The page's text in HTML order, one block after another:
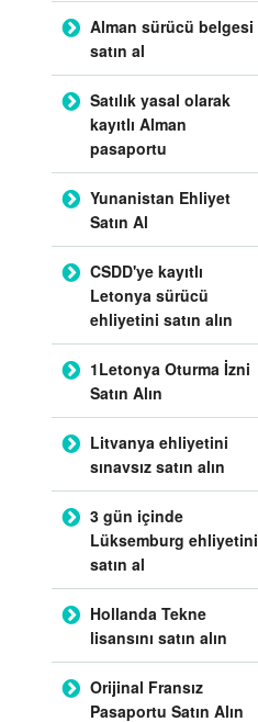
Alman sürücü belgesi
satın al
Satılık yasal olarak
kayıtlı Alman
pasaportu
Yunanistan Ehliyet
Satın Al
CSDD'ye kayıtlı
Letonya sürücü
ehliyetini satın alın
1Letonya Oturma İzni
Satın Alın
Litvanya ehliyetini
sınavsız satın alın
3 gün içinde
Lüksemburg ehliyetini
satın al
Hollanda Tekne
lisansını satın alın
Orijinal Fransız
Pasaportu Satın Alın